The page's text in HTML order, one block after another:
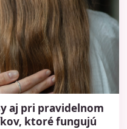
aj pri pravidelnom
ktoré fungujú